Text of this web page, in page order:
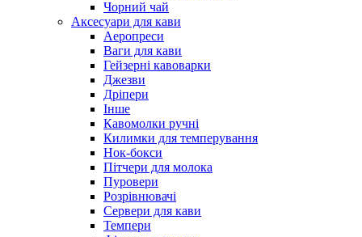
Чорний чай
Аксесуари для кави
Аеропреси
Ваги для кави
Гейзерні кавоварки
Джезви
Дріпери
Інше
Кавомолки ручні
Килимки для темперування
Нок-бокси
Пітчери для молока
Пуровери
Розрівнювачі
Сервери для кави
Темпери